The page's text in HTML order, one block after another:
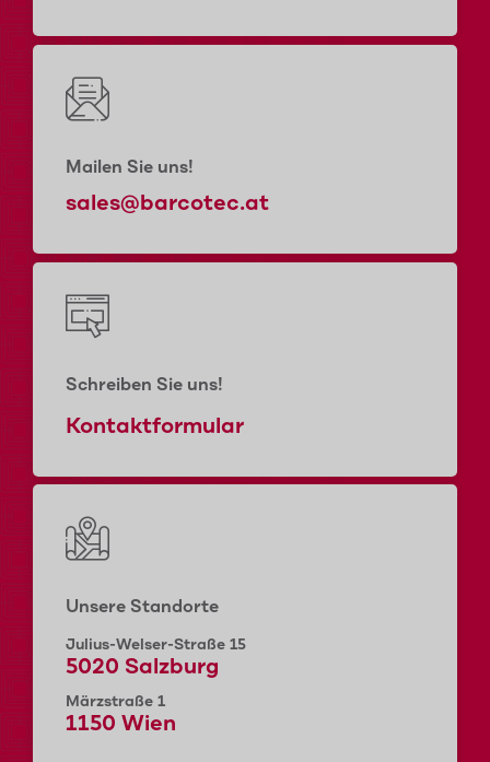
Mailen Sie uns!
sales@barcotec.at
Schreiben Sie uns!
Kontaktformular
Unsere Standorte
Julius-Welser-Straße 15
5020 Salzburg
Märzstraße 1
1150 Wien